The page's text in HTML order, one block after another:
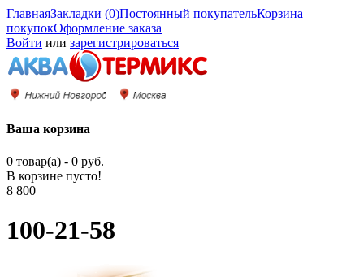
ГлавнаяЗакладки (0)Постоянный покупательКорзина
покупокОформление заказа
Войти или зарегистрироваться
Ваша корзина
0 товар(а) - 0 руб.
В корзине пусто!
8 800
100-21-58